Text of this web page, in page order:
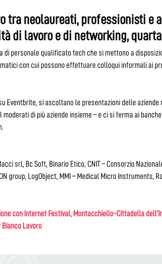
tra neolaureati, professionisti e
di lavoro e di networking,
di personale qualificato tech che si mettono a
con cui possono effettuare colloqui informali ai
Eventbrite, si ascoltano le presentazioni delle aziende
moderati di più aziende insieme – e ci si ferma ai
srl, Bc Soft, Binario Etico, CNIT – Consorzio
group, LogObject, MMI – Medical Micro Instruments,
con Internet Festival, Montacchiello-Cittadella
Bianco Lavoro